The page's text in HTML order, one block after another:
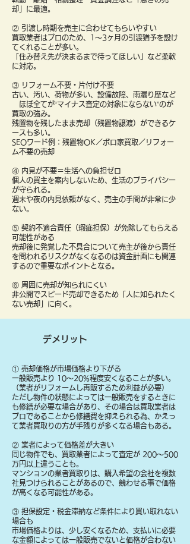
却」に最適。
② 引渡し時期を売主に合わせてもらいやすい
買取業者はプロのため、1〜3ヶ月の引渡猶予を設け
てくれることが多い。
「住み替え先が決まるまで待ってほしい」など柔軟
に対応。
③ リフォーム不要・片付け不要
古い、汚い、荷物が多い、設備故障、雨漏り歴など
ほぼ全てが“マイナス査定の対象にならない”のが
買取の強み。
残置物を残したまま売却（残置物譲渡）ができるケ
ースも多い。
SEOワード例：残置物OK／ボロ家買取／リフォー
ム不要の売却
④ 内見が不要＝生活への負担ゼロ
個人の買主を案内しないため、生活のプライバシー
が守られる。
週末や夜の内見依頼がなく、売主の手間が非常に少
ない。
⑤ 契約不適合責任（瑕疵担保）が免除してもらえる
可能性がある
売却後に発覚した不具合について売主が後から責任
を問われるリスクがなくなるのは資金計画にも関連
するので重要なポイントとなる。
⑥ 周囲に売却が知られにくい
非公開でスピード売却できるため「人に知られたく
ない売却」に向く。
デメリット
① 売却価格が市場価格より下がる
一般販売より 10〜20%程度安くなることが多い。
（業者がリフォームし再販するため利益が必要）
ただし物件の状態によっては一般販売をするときに
も修繕が必要な場合があり、その場合は買取業者は
プロであることから修繕費を抑えられる為、かえっ
て業者買取りの方が手残りが多くなる場合もある。
② 業者によって価格差が大きい
同じ物件でも、買取業者によって査定が 200〜500
万円以上違うことも。
マンションの業者買取りは、購入希望の会社を複数
社見つけられることがあるので、競わせる事で価格
が高くなる可能性がある。
③ 担保設定・税金滞納など条件により買い取れない
場合も
​市場価格よりは、少し安くなるため、支払いに必要
な金額によっては一般販売でないと価格が合わない